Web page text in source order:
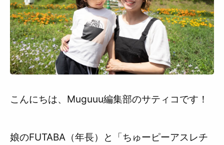
利用規約
こんにちは、Muguuu編集部のサティコです！
娘のFUTABA（年長）と「ちゅーピーアスレチ